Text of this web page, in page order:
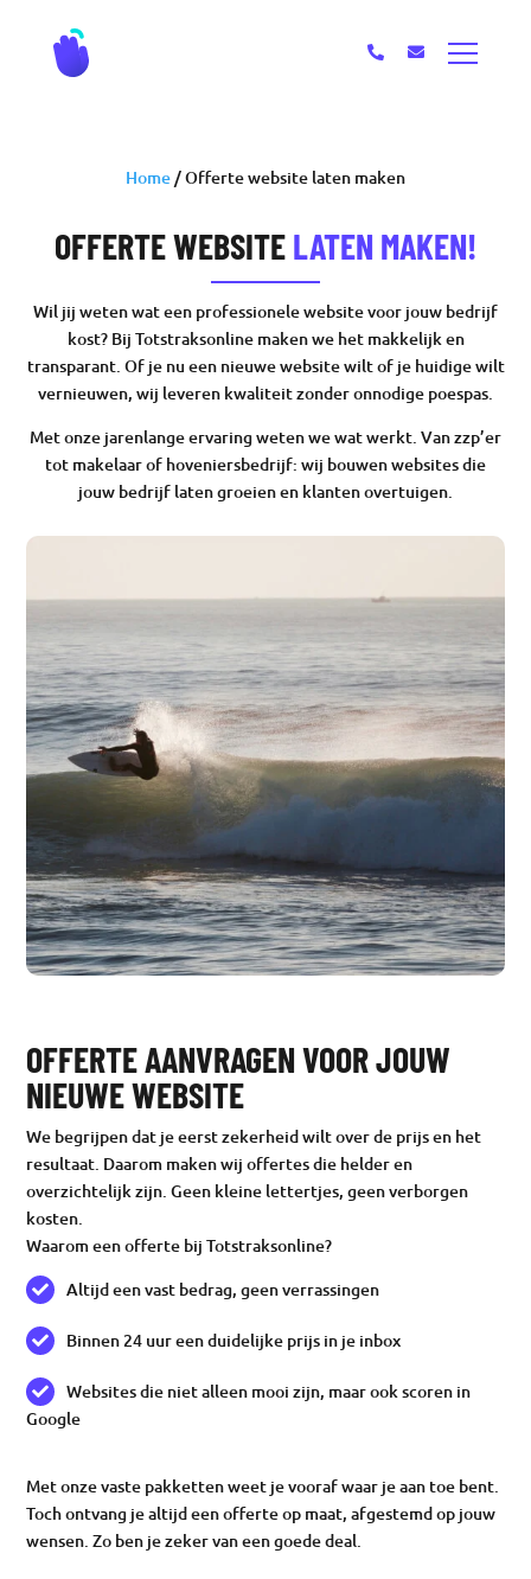
Home /Offerte website laten maken
OFFERTE WEBSITELATEN MAKEN!
Wil jij weten wat een professionele website voor jouw bedrijf
kost? Bij Totstraksonline maken we het makkelijk en
transparant. Of je nu een nieuwe website wilt of je huidige wilt
vernieuwen, wij leveren kwaliteit zonder onnodige poespas.
Met onze jarenlange ervaring weten we wat werkt. Van zzp’er
tot makelaar of hoveniersbedrijf: wij bouwen websites die
jouw bedrijf laten groeien en klanten overtuigen.
OFFERTE AANVRAGEN VOOR JOUW
NIEUWE WEBSITE
We begrijpen dat je eerst zekerheid wilt over de prijs en het
resultaat. Daarom maken wij offertes die helder en
overzichtelijk zijn. Geen kleine lettertjes, geen verborgen
kosten.
Waarom een offerte bij Totstraksonline?
Altijd een vast bedrag, geen verrassingen
Binnen 24 uur een duidelijke prijs in je inbox
Websites die niet alleen mooi zijn, maar ook scoren in
Google
Met onze vaste pakketten weet je vooraf waar je aan toe bent.
Toch ontvang je altijd een offerte op maat, afgestemd op jouw
wensen. Zo ben je zeker van een goede deal.